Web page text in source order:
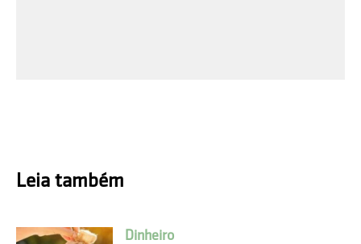
Leia também
Dinheiro